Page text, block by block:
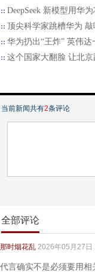
DeepSeek 新模型用华
顶尖科学家跳槽华为
华为扔出“王炸” 英伟达
这个国家大翻脸 让北京
当前新闻共有2条评论
全部评论
那时烟花乱 2026年05月27日
代言确实不是必须要用相